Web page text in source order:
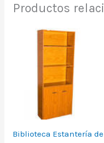
Productos
Biblioteca Estantería de